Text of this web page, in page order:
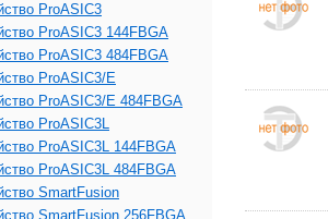
ProASIC3
ProASIC3 144FBGA
ProASIC3 484FBGA
ProASIC3/E
ProASIC3/E 484FBGA
ProASIC3L
ProASIC3L 144FBGA
ProASIC3L 484FBGA
SmartFusion
SmartFusion 256FBGA